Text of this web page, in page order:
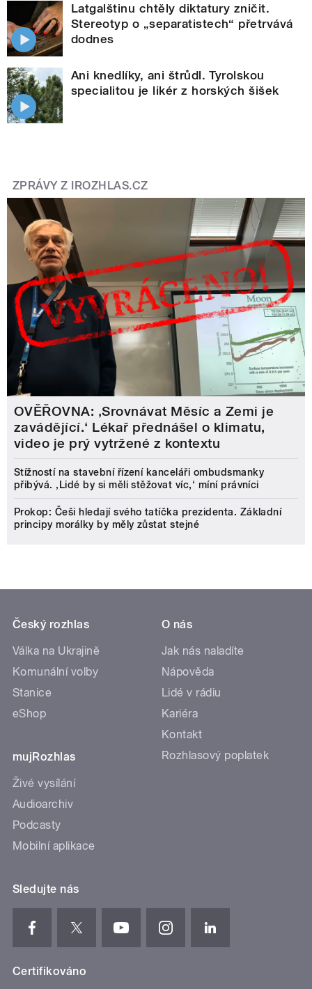
Latgalštinu chtěly diktatury zničit.
Stereotyp o „separatistech“ přetrvává
dodnes
Ani knedlíky, ani štrůdl. Tyrolskou
specialitou je likér z horských šišek
ZPRÁVY Z IROZHLAS.CZ
OVĚŘOVNA: ‚Srovnávat Měsíc a Zemi je
zavádějící.‘ Lékař přednášel o klimatu,
video je prý vytržené z kontextu
Stížností na stavební řízení kanceláři ombudsmanky
přibývá. ‚Lidé by si měli stěžovat víc,‘ míní právníci
Prokop: Češi hledají svého tatíčka prezidenta. Základní
principy morálky by měly zůstat stejné
Český rozhlas
Válka na Ukrajině
Komunální volby
Stanice
eShop
mujRozhlas
Živé vysílání
Audioarchiv
Podcasty
Mobilní aplikace
O nás
Jak nás naladíte
Nápověda
Lidé v rádiu
Kariéra
Kontakt
Rozhlasový poplatek
Sledujte nás
Certifikováno